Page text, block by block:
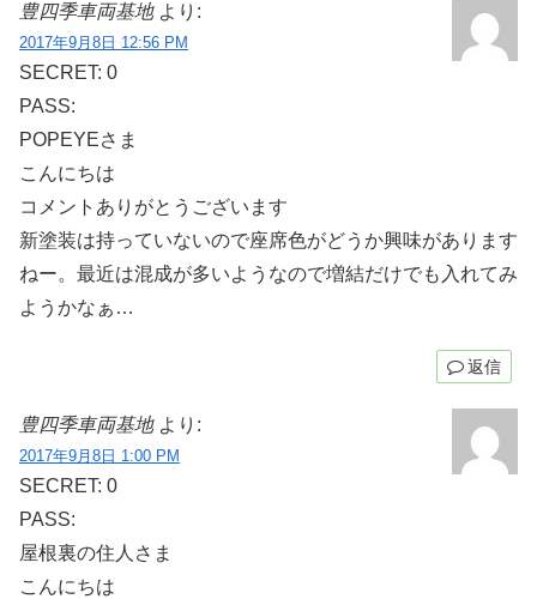
豊四季車両基地 より:
2017年9月8日 12:56 PM
SECRET: 0
PASS:
POPEYEさま
こんにちは
コメントありがとうございます
新塗装は持っていないので座席色がどうか興味があります
ねー。最近は混成が多いようなので増結だけでも入れてみ
ようかなぁ…
返信
豊四季車両基地 より:
2017年9月8日 1:00 PM
SECRET: 0
PASS:
屋根裏の住人さま
こんにちは